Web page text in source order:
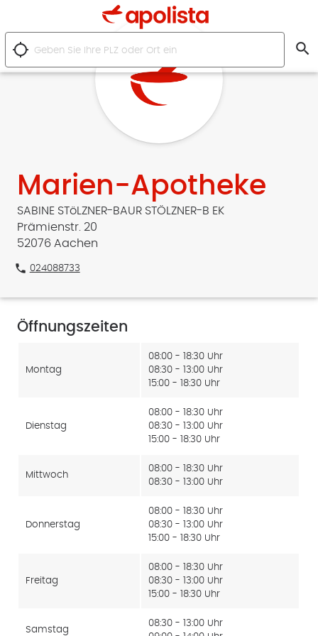
location_searching search
Marien-Apotheke
SABINE STöLZNER-BAUR STÖLZNER-B EK
Prämienstr. 20
52076 Aachen
phone 024088733
Öffnungszeiten
Montag
08:00 - 18:30 Uhr
08:30 - 13:00 Uhr
15:00 - 18:30 Uhr
Dienstag
08:00 - 18:30 Uhr
08:30 - 13:00 Uhr
15:00 - 18:30 Uhr
Mittwoch
08:00 - 18:30 Uhr
08:30 - 13:00 Uhr
Donnerstag
08:00 - 18:30 Uhr
08:30 - 13:00 Uhr
15:00 - 18:30 Uhr
Freitag
08:00 - 18:30 Uhr
08:30 - 13:00 Uhr
15:00 - 18:30 Uhr
Samstag
08:30 - 13:00 Uhr